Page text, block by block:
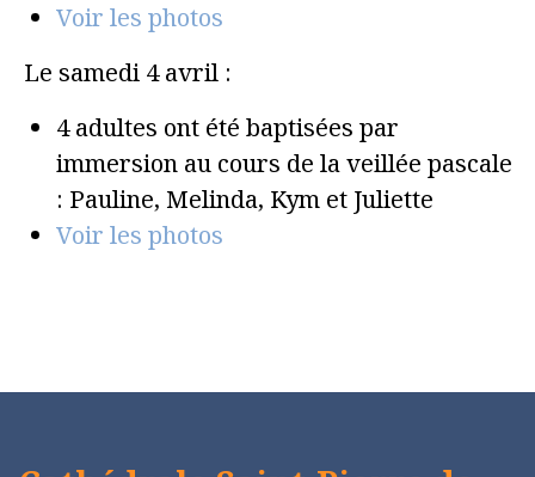
Voir les photos
Le samedi 4 avril :
4 adultes ont été baptisées par
immersion au cours de la veillée pascale
: Pauline, Melinda, Kym et Juliette
Voir les photos